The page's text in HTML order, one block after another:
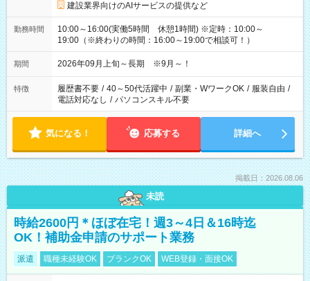
建設業界向けのAIサービスの提供など
勤務時間
10:00～16:00(実働5時間 休憩1時間) ※定時：10:00～
19:00（※終わりの時間：16:00～19:00で相談可！）
期間 2026年09月上旬～長期 ※9月～！
特徴 履歴書不要 / 40～50代活躍中 / 副業・WワークOK / 服装自由 /
電話対応なし / パソコンスキル不要
気になる！ 応募する 詳細へ
掲載日：2026.08.06
未読
時給2600円＊ほぼ在宅！週3～4日＆16時迄
OK！補助金申請のサポート業務
派遣 職種未経験OK ブランクOK WEB登録・面接OK